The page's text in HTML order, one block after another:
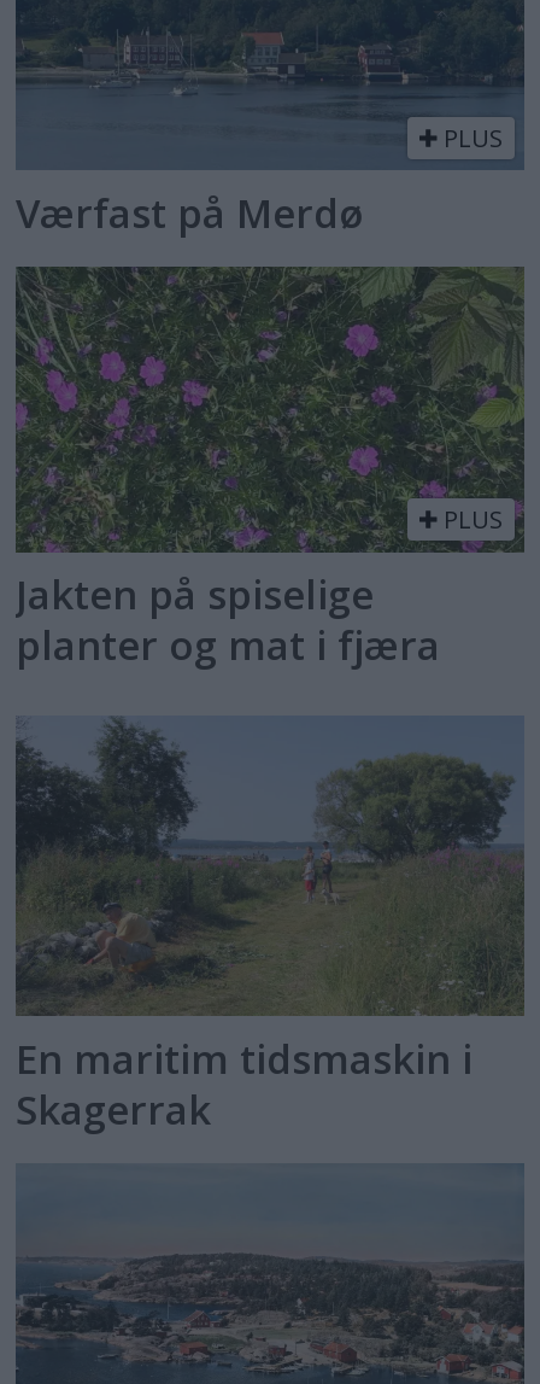
PLUS
Værfast på Merdø
PLUS
Jakten på spiselige
planter og mat i fjæra
En maritim tidsmaskin i
Skagerrak